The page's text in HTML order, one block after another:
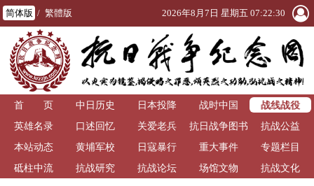
简体版 / 繁體版 2026年8月7日 星期五 07:22:30
首 页 中日历史 日本投降 战时中国
战线战役
英雄名录
口述回忆 关爱老兵
抗日战争图书
馆
抗战公益
本站动态
黄埔军校 日寇暴行 重大事件
专题栏目
砥柱中流
抗战研究 抗战论坛 场馆文物 抗战文化